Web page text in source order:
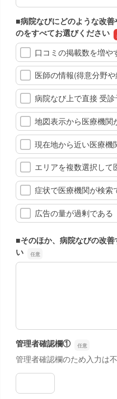
■病院なびにどのような改
のをすべてお選びください
口コミの掲載数を増や
医師の情報(得意分野
病院なび上で直接 受
地図表示から医療機関
現在地から近い医療機
エリアを複数選択して
症状で医療機関が検索
広告の量が過剰である
■そのほか、病院なびの改
い
■そのほか、病院なびの改善
管理者確認欄①
管理者確認欄のため入力は不
管理者確認欄①